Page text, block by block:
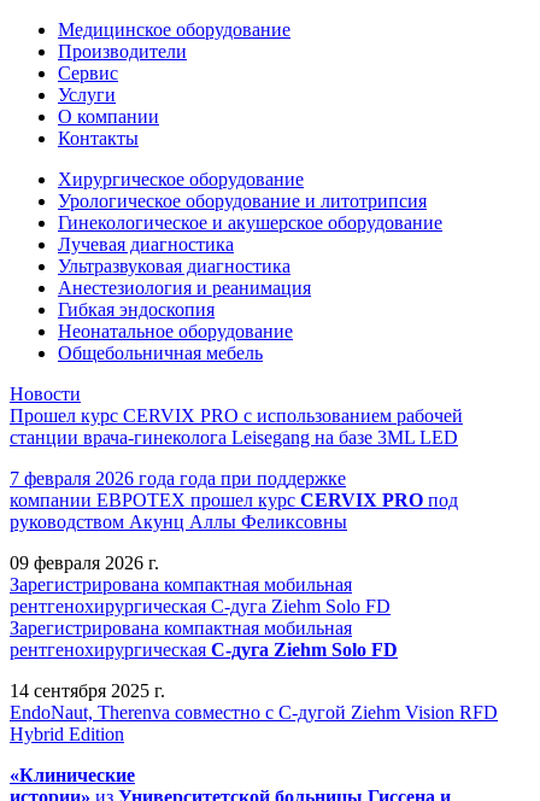
Медицинское оборудование
Производители
Сервис
Услуги
О компании
Контакты
Хирургическое оборудование
Урологическое оборудование и литотрипсия
Гинекологическое и акушерское оборудование
Лучевая диагностика
Ультразвуковая диагностика
Анестезиология и реанимация
Гибкая эндоскопия
Неонатальное оборудование
Общебольничная мебель
Новости
Прошел курс CERVIX PRO с использованием рабочей
станции врача-гинеколога Leisegang на базе 3ML LED
7 февраля 2026 года года при поддержке
компании ЕВРОТЕХ прошел курс CERVIX PRO под
руководством Акунц Аллы Феликсовны
09 февраля 2026 г.
Зарегистрирована компактная мобильная
рентгенохирургическая С-дуга Ziehm Solo FD
Зарегистрирована компактная мобильная
рентгенохирургическая С-дуга Ziehm Solo FD
14 сентября 2025 г.
EndoNaut, Therenva совместно с С-дугой Ziehm Vision RFD
Hybrid Edition
«Клинические
истории» из Университетской больницы Гиссена и